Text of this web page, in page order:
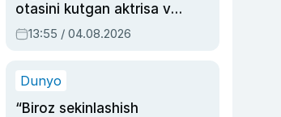
otasini kutgan aktrisa va
dublyaj ustasi Rimma
Ahmedovaning
13:55 / 04.08.2026
Dunyo
“Biroz sekinlashish